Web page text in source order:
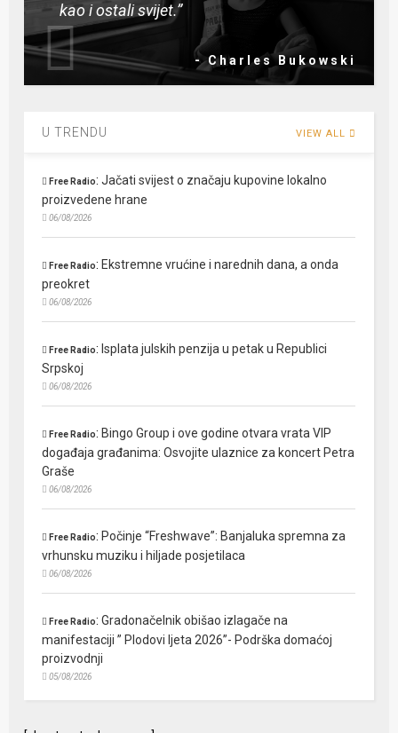
kao i ostali svijet.”
- Charles Bukowski
U TRENDU VIEW ALL
Free Radio:Jačati svijest o značaju kupovine lokalno
proizvedene hrane
06/08/2026
Free Radio: Ekstremne vrućine i narednih dana, a onda
preokret
06/08/2026
Free Radio: Isplata julskih penzija u petak u Republici
Srpskoj
06/08/2026
Free Radio: Bingo Group i ove godine otvara vrata VIP
događaja građanima: Osvojite ulaznice za koncert Petra
Graše
06/08/2026
Free Radio: Počinje “Freshwave”: Banjaluka spremna za
vrhunsku muziku i hiljade posjetilaca
06/08/2026
Free Radio:Gradonačelnik obišao izlagače na
manifestaciji ” Plodovi ljeta 2026”- Podrška domaćoj
proizvodnji
05/08/2026